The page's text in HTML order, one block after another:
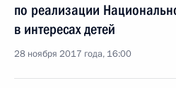
по реализации
в интересах детей
28 ноября 2017 года, 16:00